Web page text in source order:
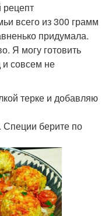
рецепт
всего из 300 грамм
придумала.
Я могу готовить
и совсем не
терке и добавляю
берите по